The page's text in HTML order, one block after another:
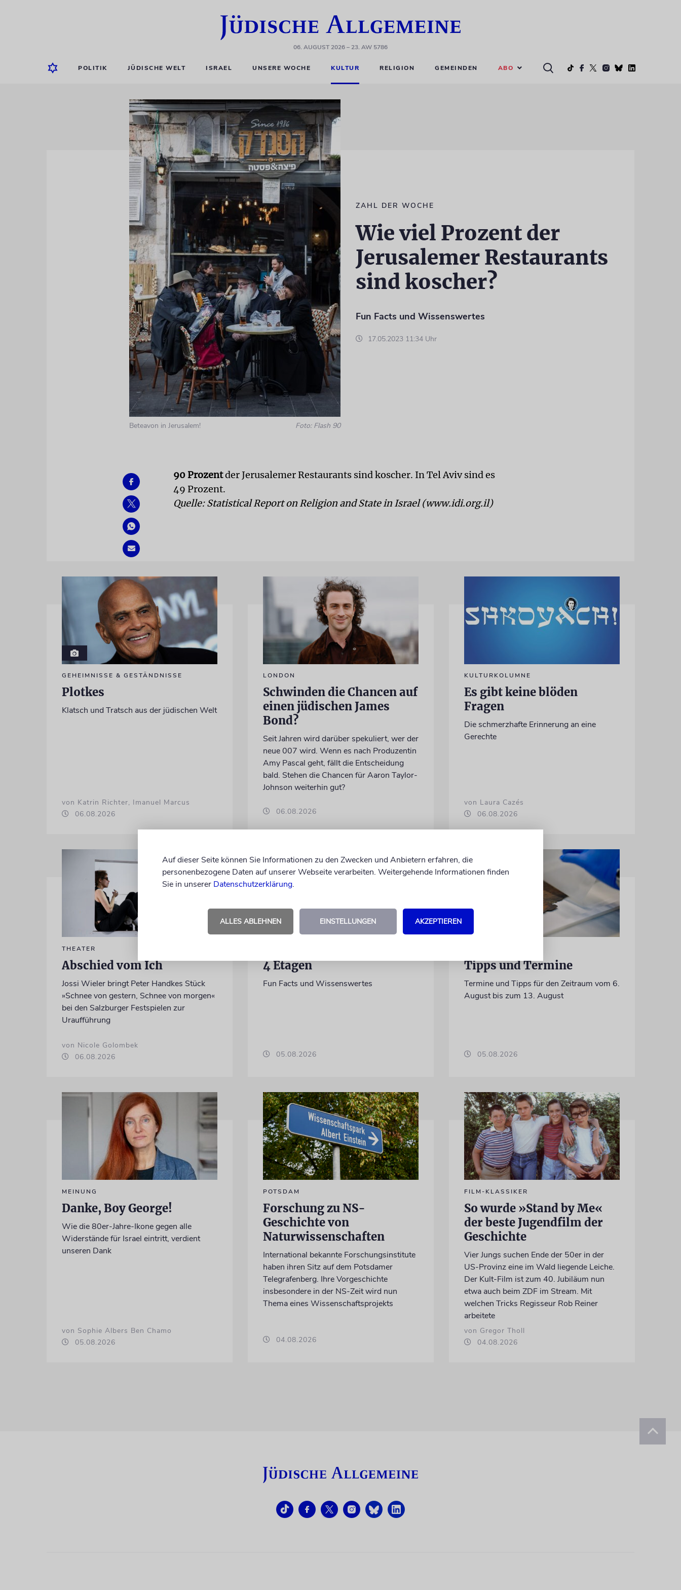
06. AUGUST 2026– 23. AW 5786
POLITIK JÜDISCHE WELT ISRAEL UNSERE WOCHE KULTUR RELIGION GEMEINDEN ABO
Beteavon in Jerusalem! Foto: Flash 90
ZAHL DER WOCHE
Wie viel Prozent der
Jerusalemer Restaurants
sind koscher?
Fun Facts und Wissenswertes
17.05.2023 11:34 Uhr
90 Prozentder Jerusalemer Restaurants sind koscher. In Tel Aviv sind es
49 Prozent.
Quelle: Statistical Report on Religion and State in Israel (www.idi.org.il)
GEHEIMNISSE & GESTÄNDNISSE
Plotkes
Klatsch und Tratsch aus der jüdischen Welt
von Katrin Richter, Imanuel Marcus
06.08.2026
LONDON
Schwinden die Chancen auf
einen jüdischen James
Bond?
Seit Jahren wird darüber spekuliert, wer der
neue 007 wird. Wenn es nach Produzentin
Amy Pascal geht, fällt die Entscheidung
bald. Stehen die Chancen für Aaron Taylor-
Johnson weiterhin gut?
06.08.2026
KULTURKOLUMNE
Es gibt keine blöden
Fragen
Die schmerzhafte Erinnerung an eine
Gerechte
von Laura Cazés
06.08.2026
THEATER
Abschied vom Ich
Jossi Wieler bringt Peter Handkes Stück
»Schnee von gestern, Schnee von morgen«
bei den Salzburger Festspielen zur
Uraufführung
von Nicole Golombek
06.08.2026
4 Etagen
Fun Facts und Wissenswertes
05.08.2026
Tipps und Termine
Termine und Tipps für den Zeitraum vom 6.
August bis zum 13. August
05.08.2026
MEINUNG
Danke, Boy George!
Wie die 80er-Jahre-Ikone gegen alle
Widerstände für Israel eintritt, verdient
unseren Dank
von Sophie Albers Ben Chamo
05.08.2026
POTSDAM
Forschung zu NS-
Geschichte von
Naturwissenschaften
International bekannte Forschungsinstitute
haben ihren Sitz auf dem Potsdamer
Telegrafenberg. Ihre Vorgeschichte
insbesondere in der NS-Zeit wird nun
Thema eines Wissenschaftsprojekts
04.08.2026
FILM-KLASSIKER
So wurde »Stand by Me«
der beste Jugendfilm der
Geschichte
Vier Jungs suchen Ende der 50er in der
US-Provinz eine im Wald liegende Leiche.
Der Kult-Film ist zum 40. Jubiläum nun
etwa auch beim ZDF im Stream. Mit
welchen Tricks Regisseur Rob Reiner
arbeitete
von Gregor Tholl
04.08.2026
Auf dieser Seite können Sie Informationen zu den Zwecken und Anbietern erfahren, die
personenbezogene Daten auf unserer Webseite verarbeiten. Weitergehende Informationen finden
Sie in unserer Datenschutzerklärung.
ALLES ABLEHNEN EINSTELLUNGEN AKZEPTIEREN